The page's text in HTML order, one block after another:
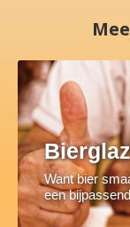
Want bier
een